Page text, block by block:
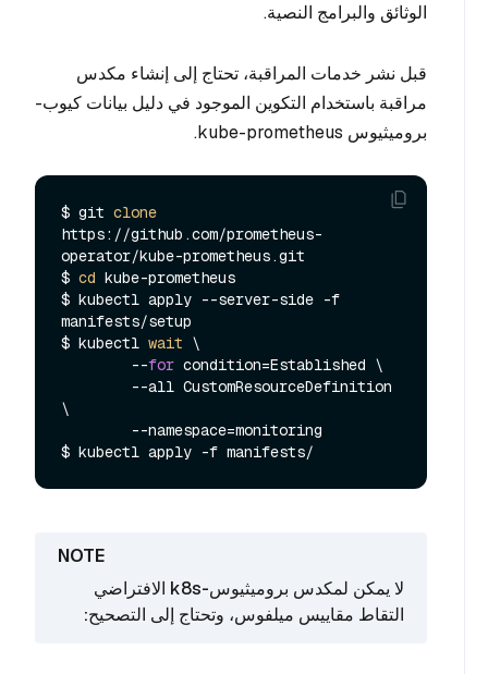
الوثائق والبرامج النصية.
قبل نشر خدمات المراقبة، تحتاج إلى إنشاء مكدس
مراقبة باستخدام التكوين الموجود في دليل بيانات كيوب-
بروميثيوس kube-prometheus.
$ git clone
https://github.com/prometheus-
operator/kube-prometheus.git
$ cd kube-prometheus
$ kubectl apply --server-side -f
manifests/setup
$ kubectl wait \
        --
for condition=Established \
\
لا يمكن لمكدس بروميثيوس-k8s الافتراضي
التقاط مقاييس ميلفوس، وتحتاج إلى التصحيح: